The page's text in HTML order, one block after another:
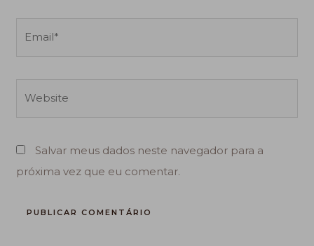
Salvar meus dados neste navegador para a
próxima vez que eu comentar.